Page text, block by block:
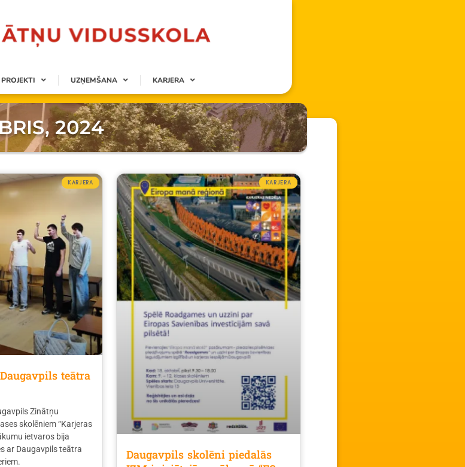
PROJEKTI UZŅEMŠANA KARJERA
2024
KARJERA
teātra
Zinātņu
skolēniem “Karjeras
ietvaros bija
ar Daugavpils teātra
KARJERA
Daugavpils skolēni piedalās